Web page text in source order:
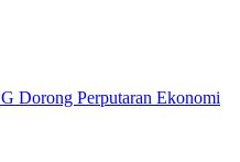
Dorong Perputaran Ekonomi